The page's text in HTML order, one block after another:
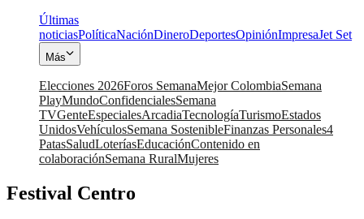
Últimas
noticiasPolíticaNaciónDineroDeportesOpiniónImpresaJet Set
Más
Elecciones 2026Foros SemanaMejor ColombiaSemana
PlayMundoConfidencialesSemana
TVGenteEspecialesArcadiaTecnologíaTurismoEstados
UnidosVehículosSemana SostenibleFinanzas Personales4
PatasSaludLoteríasEducaciónContenido en
colaboraciónSemana RuralMujeres
Festival Centro